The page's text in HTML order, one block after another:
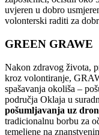
uvjeren u dobro
volonterski raditi za
GREEN GRAWE
Nakon zdravog života,
kroz volontiranje,
spašavanja okoliša –
područja Oklaja u
pošumljavanja uz
tradicionalnu borbu za
temeljene na